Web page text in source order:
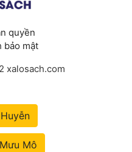
quyền
bảo mật
xalosach.com
Mô